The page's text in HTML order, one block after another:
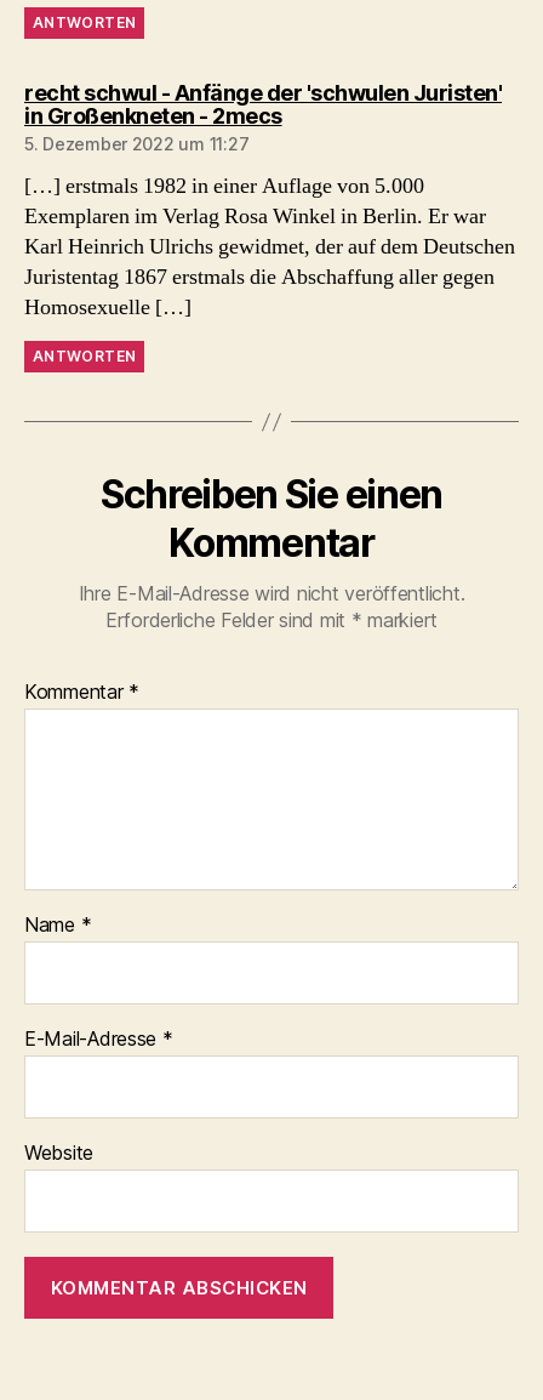
ANTWORTEN
recht schwul - Anfänge der 'schwulen Juristen'
in Großenkneten - 2mecssagt:
5. Dezember 2022 um 11:27
[…] erstmals 1982 in einer Auflage von 5.000
Exemplaren im Verlag Rosa Winkel in Berlin. Er war
Karl Heinrich Ulrichs gewidmet, der auf dem Deutschen
Juristentag 1867 erstmals die Abschaffung aller gegen
Homosexuelle […]
ANTWORTEN
Schreiben Sie einen
Kommentar
Ihre E-Mail-Adresse wird nicht veröffentlicht.
Erforderliche Felder sind mit * markiert
Kommentar *
Name *
E-Mail-Adresse *
Website